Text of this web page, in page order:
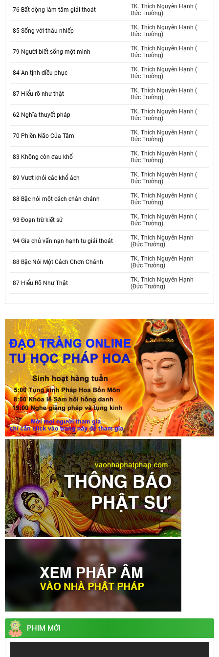
76 Bất động làm tâm giải thoát
TK. Thích Nguyên Hạnh (
Đức Trường)
85 Sống với thâu nhiếp
TK. Thích Nguyên Hạnh (
Đức Trường)
79 Người biết sống một mình
TK. Thích Nguyên Hạnh (
Đức Trường)
84 An tịnh điều phục
TK. Thích Nguyên Hạnh (
Đức Trường)
87 Hiểu rõ như thật
TK. Thích Nguyên Hạnh (
Đức Trường)
62 Nghĩa thuyết pháp
TK. Thích Nguyên Hạnh (
Đức Trường)
70 Phiền Não Của Tâm
TK. Thích Nguyên Hạnh (
Đức Trường)
83 Không còn đau khổ
TK. Thích Nguyên Hạnh (
Đức Trường)
89 Vươt khỏi các khổ ách
TK. Thích Nguyên Hạnh (
Đức Trường)
88 Bậc nói một cách chân chánh
TK. Thích Nguyên Hạnh (
Đức Trường)
93 Đoạn trừ kiết sử
TK. Thích Nguyên Hạnh (
Đức Trường)
94 Gia chủ vấn nạn hạnh tu giải thoát
TK. Thích Nguyên Hạnh
(Đức Trường)
88 Bậc Nói Một Cách Chơn Chánh
TK. Thích Nguyên Hạnh
(Đức Trường)
87 Hiểu Rõ Như Thật
TK. Thích Nguyên Hạnh
(Đức Trường)
PHIM MỚI